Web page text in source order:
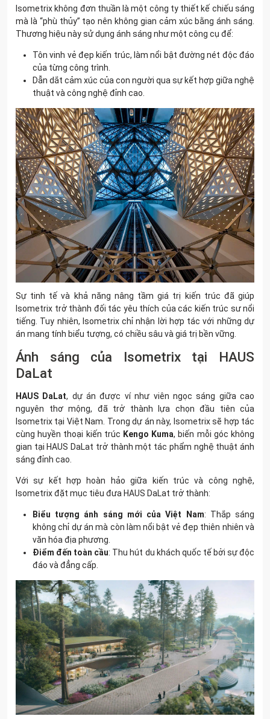
Isometrix không đơn thuần là một công ty thiết kế chiếu sáng
mà là “phù thủy” tạo nên không gian cảm xúc bằng ánh sáng.
Thương hiệu này sử dụng ánh sáng như một công cụ để:
Tôn vinh vẻ đẹp kiến trúc, làm nổi bật đường nét độc đáo
của từng công trình.
Dẫn dắt cảm xúc của con người qua sự kết hợp giữa nghệ
thuật và công nghệ đỉnh cao.
Sự tinh tế và khả năng nâng tầm giá trị kiến trúc đã giúp
Isometrix trở thành đối tác yêu thích của các kiến trúc sư nổi
tiếng. Tuy nhiên, Isometrix chỉ nhận lời hợp tác với những dự
án mang tính biểu tượng, có chiều sâu và giá trị bền vững.
Ánh sáng của Isometrix tại HAUS
DaLat
HAUS DaLat, dự án được ví như viên ngọc sáng giữa cao
nguyên thơ mộng, đã trở thành lựa chọn đầu tiên của
Isometrix tại Việt Nam. Trong dự án này, Isometrix sẽ hợp tác
cùng huyền thoại kiến trúc Kengo Kuma, biến mỗi góc không
gian tại HAUS DaLat trở thành một tác phẩm nghệ thuật ánh
sáng đỉnh cao.
Với sự kết hợp hoàn hảo giữa kiến trúc và công nghệ,
Isometrix đặt mục tiêu đưa HAUS DaLat trở thành:
Biểu tượng ánh sáng mới của Việt Nam: Thắp sáng
không chỉ dự án mà còn làm nổi bật vẻ đẹp thiên nhiên và
văn hóa địa phương.
Điểm đến toàn cầu: Thu hút du khách quốc tế bởi sự độc
đáo và đẳng cấp.